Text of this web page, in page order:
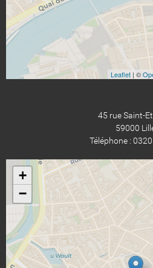
Leaflet | ©
45 rue Saint-
59000
Téléphone :
+
−